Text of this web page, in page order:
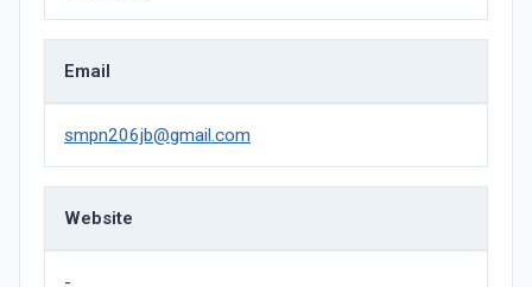
Email
smpn206jb@gmail.com
Website
-